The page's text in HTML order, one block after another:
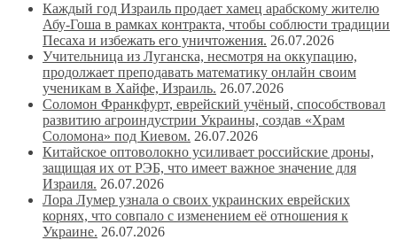
Каждый год Израиль продает хамец арабскому жителю
Абу-Гоша в рамках контракта, чтобы соблюсти традиции
Песаха и избежать его уничтожения. 26.07.2026
Учительница из Луганска, несмотря на оккупацию,
продолжает преподавать математику онлайн своим
ученикам в Хайфе, Израиль. 26.07.2026
Соломон Франкфурт, еврейский учёный, способствовал
развитию агроиндустрии Украины, создав «Храм
Соломона» под Киевом. 26.07.2026
Китайское оптоволокно усиливает российские дроны,
защищая их от РЭБ, что имеет важное значение для
Израиля. 26.07.2026
Лора Лумер узнала о своих украинских еврейских
корнях, что совпало с изменением её отношения к
Украине. 26.07.2026